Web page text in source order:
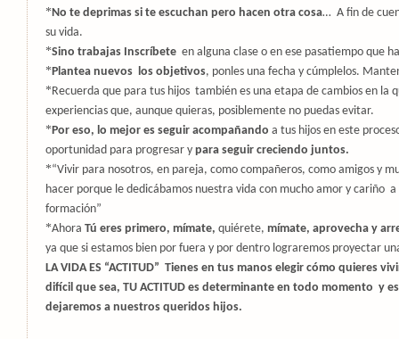
* No te deprimas si te escuchan pero hacen otra cosa… A fin de
su vida.
*Sino trabajas Inscríbete en alguna clase o en ese pasatiempo que
* Plantea nuevos los objetivos, ponles una fecha y cúmplelos.
* Recuerda que para tus hijos también es una etapa de cambios en la
experiencias que, aunque quieras, posiblemente no puedas evitar.
* Por eso, lo mejor es seguir acompañando a tus hijos en este
oportunidad para progresar y para seguir creciendo juntos.
*“Vivir para nosotros, en pareja, como compañeros, como amigos y
hacer porque le dedicábamos nuestra vida con mucho amor y cariño a
formación”
*Ahora Tú eres primero, mímate, quiérete, mímate, aprovecha y
ya que si estamos bien por fuera y por dentro lograremos proyectar
LA VIDA ES “ACTITUD” Tienes en tus manos elegir cómo quieres
difícil que sea, TU ACTITUD es determinante en todo momento y
dejaremos a nuestros queridos hijos.